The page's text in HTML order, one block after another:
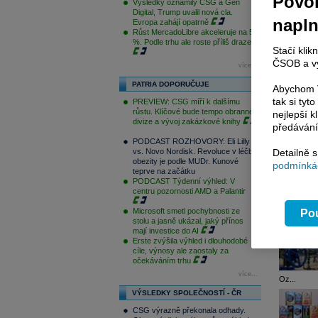
Výsledky oznámily CSG a Gen
Digital, Trump uvalil nová cla.
Evropa zahájí opatrně
Růst MercadoLibre akceleruje na 50
%. Podle trhu ale roste příliš draze
více...
PATRIA DOPORUČUJE
PREVIEW: CSG míří k dalšímu
růstu. Klíčové bude tempo obranné
divize a vývoj zakázkové knihy
PODCAST ROZHOVORY: Eli Lilly
vs. Novo Nordisk. Revoluce v léčbě
obezity je podle MUDr. Kunové
teprve na začátku
PODCAST Týdenní výhled: V
centru pozornosti AMD a Palantir
Microsoft smetl pochybnosti ze
stolu a jasně ukázal, jaký přínos
mají investice do AI
Erste zvýšila výhled i dlouhodobé
cíle, výnosy ale zaostaly za
očekáváním trhu
více...
VÝSLEDKY SPOLEČNOSTÍ - ČR
CSG výrazně překonala odhady.
Oz...
Stačí
ČSOB a
Abychom
tak si
nejlepší
Detailně